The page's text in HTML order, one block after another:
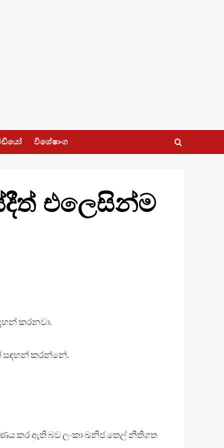
විශේෂාංග
එලෙසින්ම
කරනවා.
සඳහන් කරන්නේ.
කර ඇති බව ලංකා ඛනිජ තෙල් නීතිගත